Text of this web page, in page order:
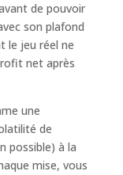
de pouvoir
son plafond
le jeu réel ne
net après
une
de
possible) à la
mise, vous